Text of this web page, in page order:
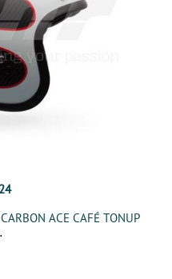
ACE CAFÉ TONUP